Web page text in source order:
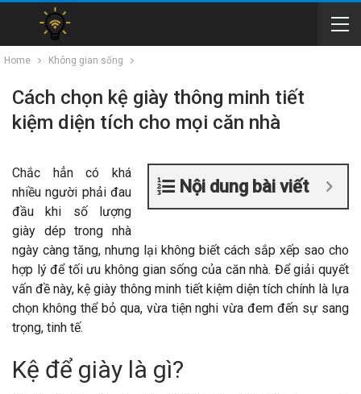
Home Không gian sống
Cách chọn kệ giày thông minh tiết
kiệm diện tích cho mọi căn nhà
Nội dung bài viết
Chắc hẳn có khá
nhiều người phải đau
đầu khi số lượng
giày dép trong nhà
ngày càng tăng, nhưng lại không biết cách sắp xếp sao cho
hợp lý để tối ưu không gian sống của căn nhà. Để giải quyết
vấn đề này, kệ giày thông minh tiết kiệm diện tích chính là lựa
chọn không thể bỏ qua, vừa tiện nghi vừa đem đến sự sang
trọng, tinh tế.
Kệ để giày là gì?